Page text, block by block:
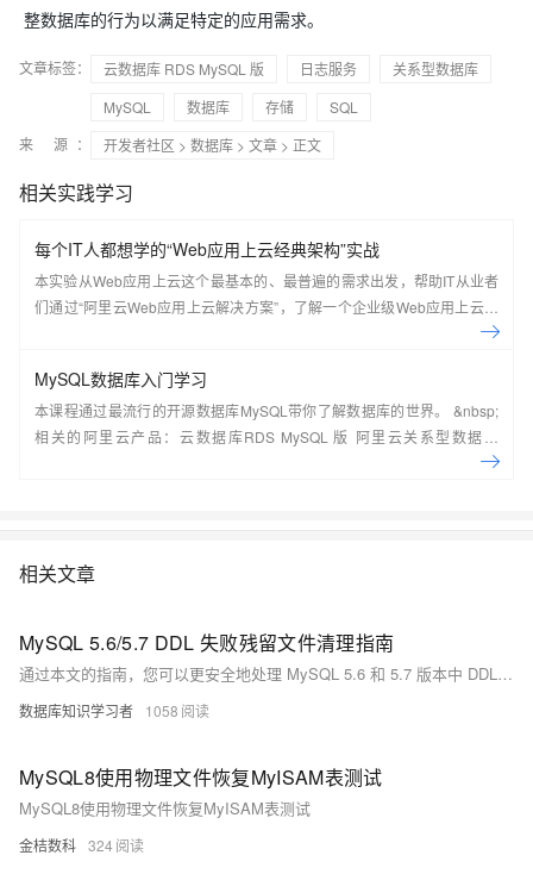
整数据库的行为以满足特定的应用需求。
文章标签： 云数据库 RDS MySQL 版 日志服务
关系型数据库
MySQL
数据库 存储
SQL
来 源：
开发者社区 > 数据库 > 文章 > 正文
相关实践学习
每个IT人都想学的“Web应用上云经典架构”实战
本实验从Web应用上云这个最基本的、最普遍的需求出发，帮助IT从业者
们通过“阿里云Web应用上云解决方案”，了解一个企业级Web应用上云的
MySQL数据库入门学习
本课程通过最流行的开源数据库MySQL带你了解数据库的世界。 &nbsp;
相关的阿里云产品：云数据库RDS MySQL 版 阿里云关系型数据库
RDS（Relational Database Service）是一种稳定可靠、可弹性伸缩的在
相关文章
MySQL 5.6/5.7 DDL 失败残留文件清理指南
通过本文的指南，您可以更安全地处理 MySQL 5.6 和 5.7 版本中 DDL 失败后的残留文件，有效避免数据丢失和数据库不一致的问题。
数据库知识学习者 1058
MySQL8使用物理文件恢复MyISAM表测试
MySQL8使用物理文件恢复MyISAM表测试
金桔数科 324